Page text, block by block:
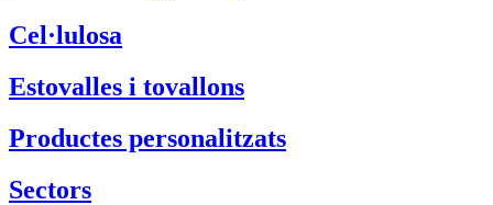
Cel·lulosa
Estovalles i tovallons
Productes personalitzats
Sectors